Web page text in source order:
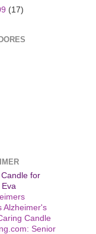
(17)
for
Alzheimer's
Candle